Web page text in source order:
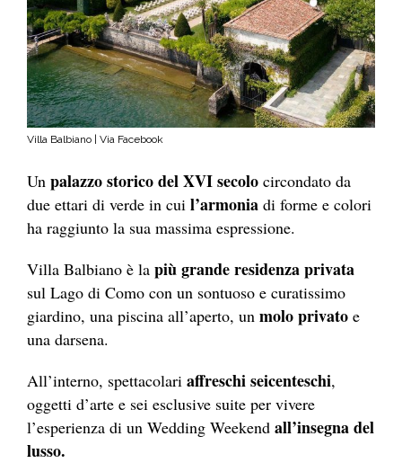
Villa Balbiano | Via Facebook
Un palazzo storico del XVI secolo circondato da
due ettari di verde in cui l’armonia di forme e colori
ha raggiunto la sua massima espressione.
Villa Balbiano è la più grande residenza privata
sul Lago di Como con un sontuoso e curatissimo
giardino, una piscina all’aperto, un molo privato e
una darsena.
All’interno, spettacolari affreschi seicenteschi,
oggetti d’arte e sei esclusive suite per vivere
l’esperienza di un Wedding Weekend all’insegna del
lusso.